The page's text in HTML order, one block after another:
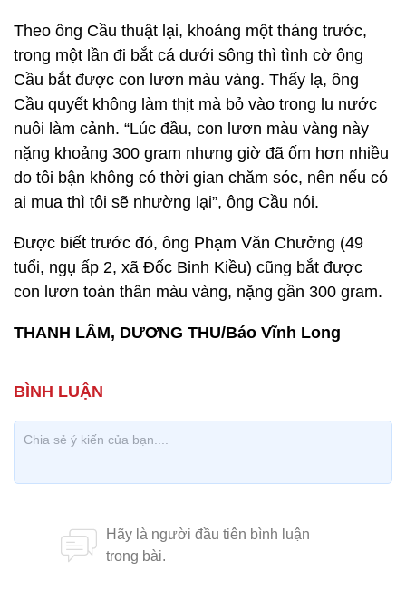
Theo ông Cầu thuật lại, khoảng một tháng trước,
trong một lần đi bắt cá dưới sông thì tình cờ ông
Cầu bắt được con lươn màu vàng. Thấy lạ, ông
Cầu quyết không làm thịt mà bỏ vào trong lu nước
nuôi làm cảnh. “Lúc đầu, con lươn màu vàng này
nặng khoảng 300 gram nhưng giờ đã ốm hơn nhiều
do tôi bận không có thời gian chăm sóc, nên nếu có
ai mua thì tôi sẽ nhường lại”, ông Cầu nói.
Được biết trước đó, ông Phạm Văn Chưởng (49
tuổi, ngụ ấp 2, xã Đốc Binh Kiều) cũng bắt được
con lươn toàn thân màu vàng, nặng gần 300 gram.
THANH LÂM, DƯƠNG THU/Báo Vĩnh Long